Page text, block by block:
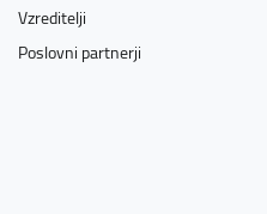
Vzreditelji
Poslovni partnerji